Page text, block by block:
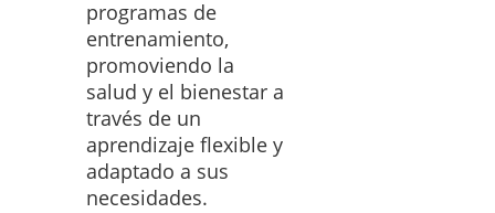
programas de
entrenamiento,
promoviendo la
salud y el bienestar a
través de un
aprendizaje flexible y
adaptado a sus
necesidades.